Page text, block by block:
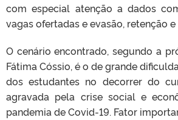
com especial atenção a dados
vagas ofertadas e evasão, retenção
O cenário encontrado, segundo a
Fátima Cóssio, é o de grande
dos estudantes no decorrer do
agravada pela crise social e
pandemia de Covid-19. Fator